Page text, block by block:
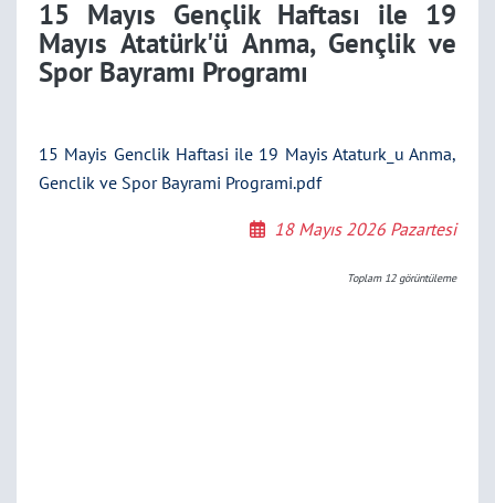
15 Mayıs Gençlik Haftası ile 19
Mayıs Atatürk'ü Anma, Gençlik ve
Spor Bayramı Programı
15 Mayis Genclik Haftasi ile 19 Mayis Ataturk_u Anma,
Genclik ve Spor Bayrami Programi.pdf
18 Mayıs 2026 Pazartesi
Toplam 12görüntüleme